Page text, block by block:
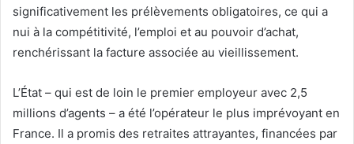
significativement les prélèvements obligatoires, ce qui a
nui à la compétitivité, l’emploi et au pouvoir d’achat,
renchérissant la facture associée au vieillissement.
L’État – qui est de loin le premier employeur avec 2,5
millions d’agents – a été l’opérateur le plus imprévoyant en
France. Il a promis des retraites attrayantes, financées par